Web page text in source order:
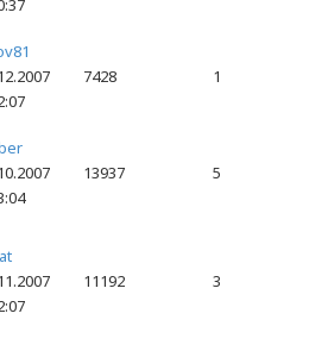
7428 1
13937 5
11192 3